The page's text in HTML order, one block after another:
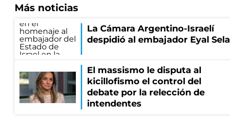
Más noticias
La Cámara Argentino-Israelí
despidió al embajador Eyal Sela
El massismo le disputa al
kicillofismo el control del
debate por la relección de
intendentes